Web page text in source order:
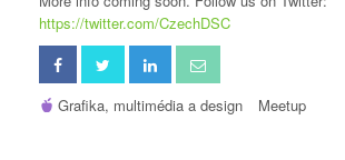
https://twitter.com/CzechDSC
Grafika, multimédia a design Meetup